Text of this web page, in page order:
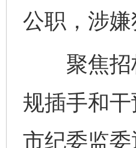
公职，涉
聚焦招标
规插手和
市纪委监